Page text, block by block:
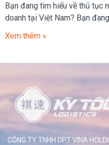
Bạn đang tìm hiểu về thủ tục
doanh tại Việt Nam? Bạn
Xem thêm »
CÔNG TY TNHH DPT VINA